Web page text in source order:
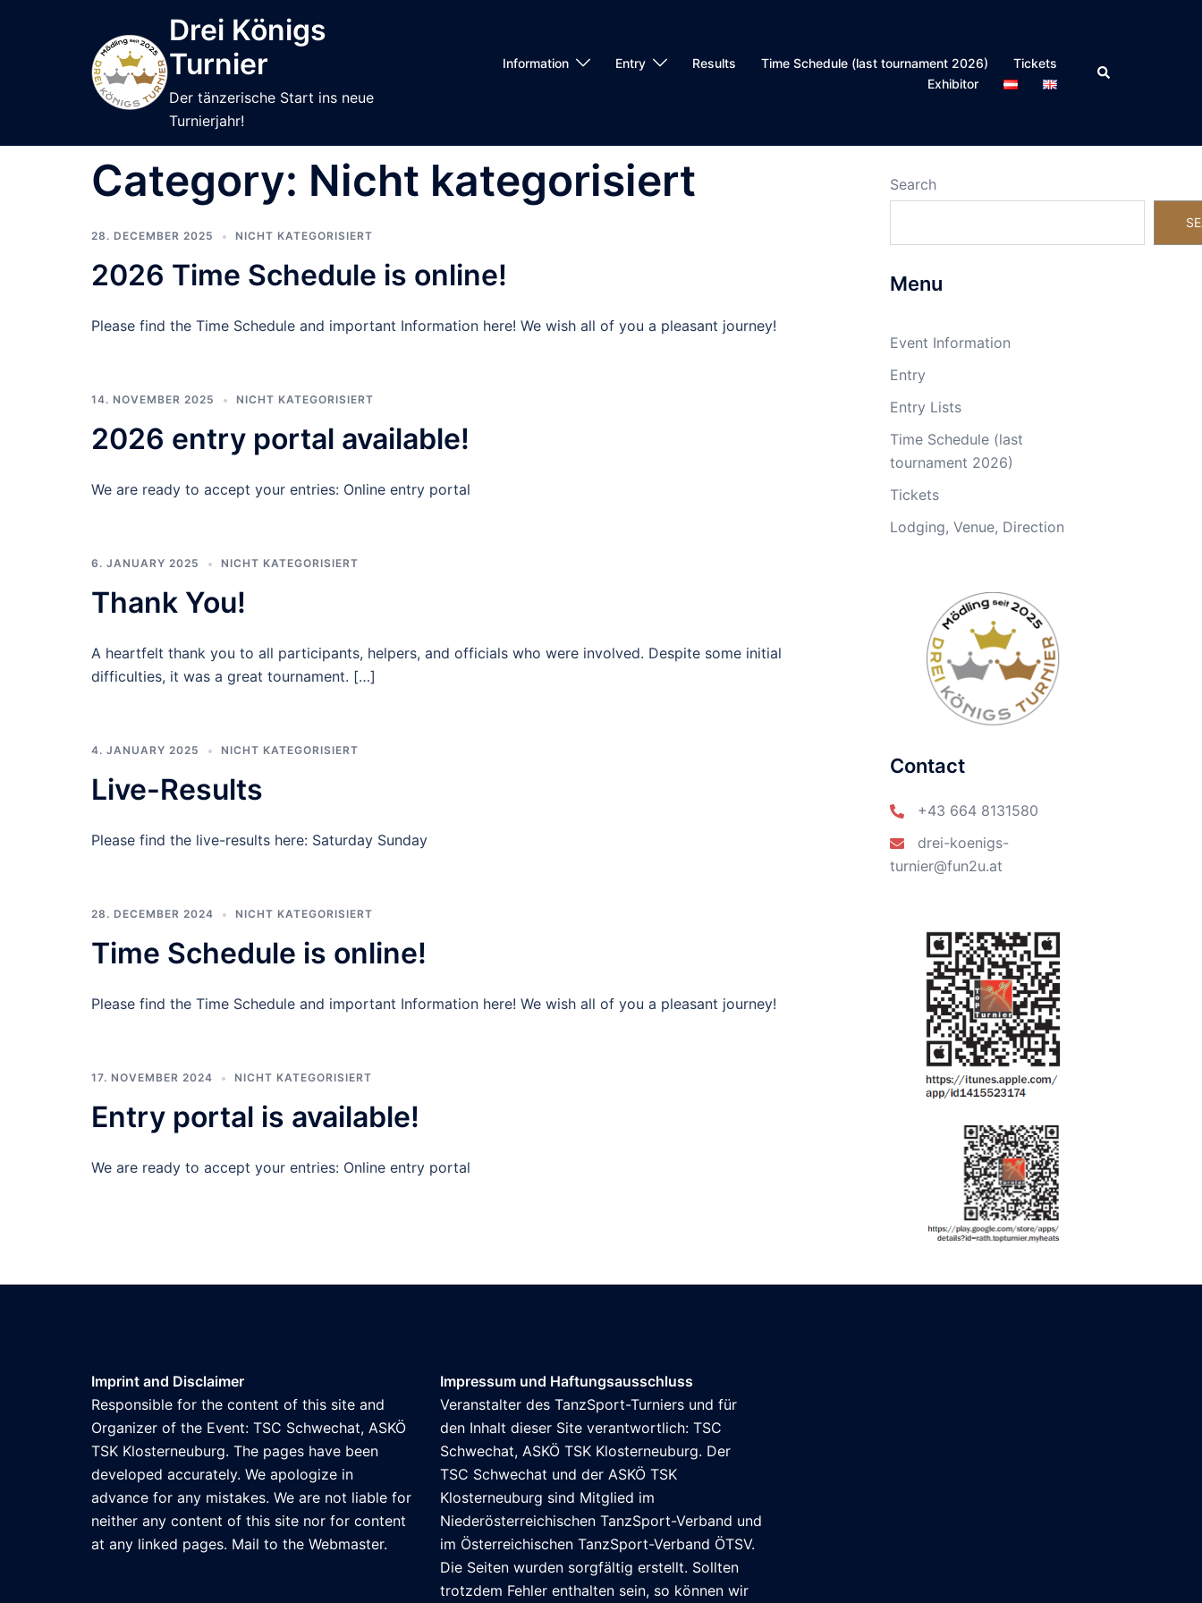
Drei Königs
Turnier
Der tänzerische Start ins neue
Turnierjahr!
Information Entry Results Time Schedule (last tournament 2026)
Tickets
Exhibitor
Search
Category: Nicht kategorisiert
28. DECEMBER 2025 NICHT KATEGORISIERT
2026 Time Schedule is online!
Please find the Time Schedule and important Information here! We wish all of you a pleasant journey!
14. NOVEMBER 2025 NICHT KATEGORISIERT
2026 entry portal available!
We are ready to accept your entries: Online entry portal
6. JANUARY 2025 NICHT KATEGORISIERT
Thank You!
A heartfelt thank you to all participants, helpers, and officials who were involved. Despite some initial
difficulties, it was a great tournament. […]
4. JANUARY 2025 NICHT KATEGORISIERT
Live-Results
Please find the live-results here: Saturday Sunday
28. DECEMBER 2024 NICHT KATEGORISIERT
Time Schedule is online!
Please find the Time Schedule and important Information here! We wish all of you a pleasant journey!
17. NOVEMBER 2024 NICHT KATEGORISIERT
Entry portal is available!
We are ready to accept your entries: Online entry portal
Search
Menu
Event Information
Entry
Entry Lists
Time Schedule (last
tournament 2026)
Tickets
Lodging, Venue, Direction
Contact
+43 664 8131580
drei-koenigs-
turnier@fun2u.at
Imprint and Disclaimer
Responsible for the content of this site and
Organizer of the Event: TSC Schwechat, ASKÖ
TSK Klosterneuburg. The pages have been
developed accurately. We apologize in
advance for any mistakes. We are not liable for
neither any content of this site nor for content
at any linked pages. Mail to the Webmaster.
Impressum und Haftungsausschluss
Veranstalter des TanzSport-Turniers und für
den Inhalt dieser Site verantwortlich: TSC
Schwechat, ASKÖ TSK Klosterneuburg. Der
TSC Schwechat und der ASKÖ TSK
Klosterneuburg sind Mitglied im
Niederösterreichischen TanzSport-Verband und
im Österreichischen TanzSport-Verband ÖTSV.
Die Seiten wurden sorgfältig erstellt. Sollten
trotzdem Fehler enthalten sein, so können wir